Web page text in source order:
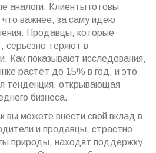
аналоги. Клиенты готовы
что важнее, за саму идею
Продавцы, которые
серьёзно теряют в
Как показывают исследования,
растёт до 15% в год, и это
тенденция, открывающая
бизнеса.
вы можете внести свой вклад в
и продавцы, страстно
природы, находят поддержку